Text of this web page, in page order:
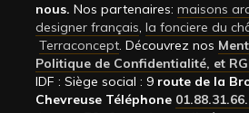
nous. Nos partenaires: maisons
designer français, la fonciere du
Terraconcept. Découvrez nos
Politique de Confidentialité, et
IDF : Siège social : 9 route de la
Chevreuse Téléphone